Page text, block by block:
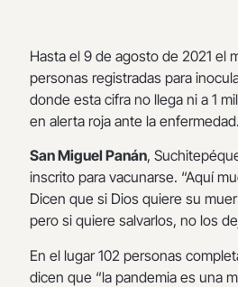
Hasta el 9 de agosto de 2021 el
personas registradas para
donde esta cifra no llega ni a 1
en alerta roja ante la enfermedad.
San Miguel Panán,
inscrito para vacunarse. “Aquí
Dicen que si Dios quiere su
pero si quiere salvarlos, no los
En el lugar 102 personas
dicen que “la pandemia es una